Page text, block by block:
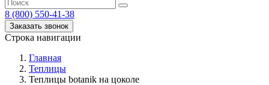
8 (800) 550-41-38
Заказать звонок
Строка навигации
Главная
Теплицы
Теплицы botanik на цоколе